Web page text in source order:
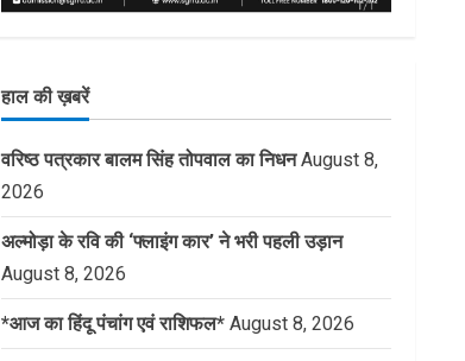
हाल की ख़बरें
वरिष्ठ पत्रकार बालम सिंह तोपवाल का निधन August 8,
2026
अल्मोड़ा के रवि की ‘फ्लाइंग कार’ ने भरी पहली उड़ान
August 8, 2026
*आज का हिंदू पंचांग एवं राशिफल* August 8, 2026